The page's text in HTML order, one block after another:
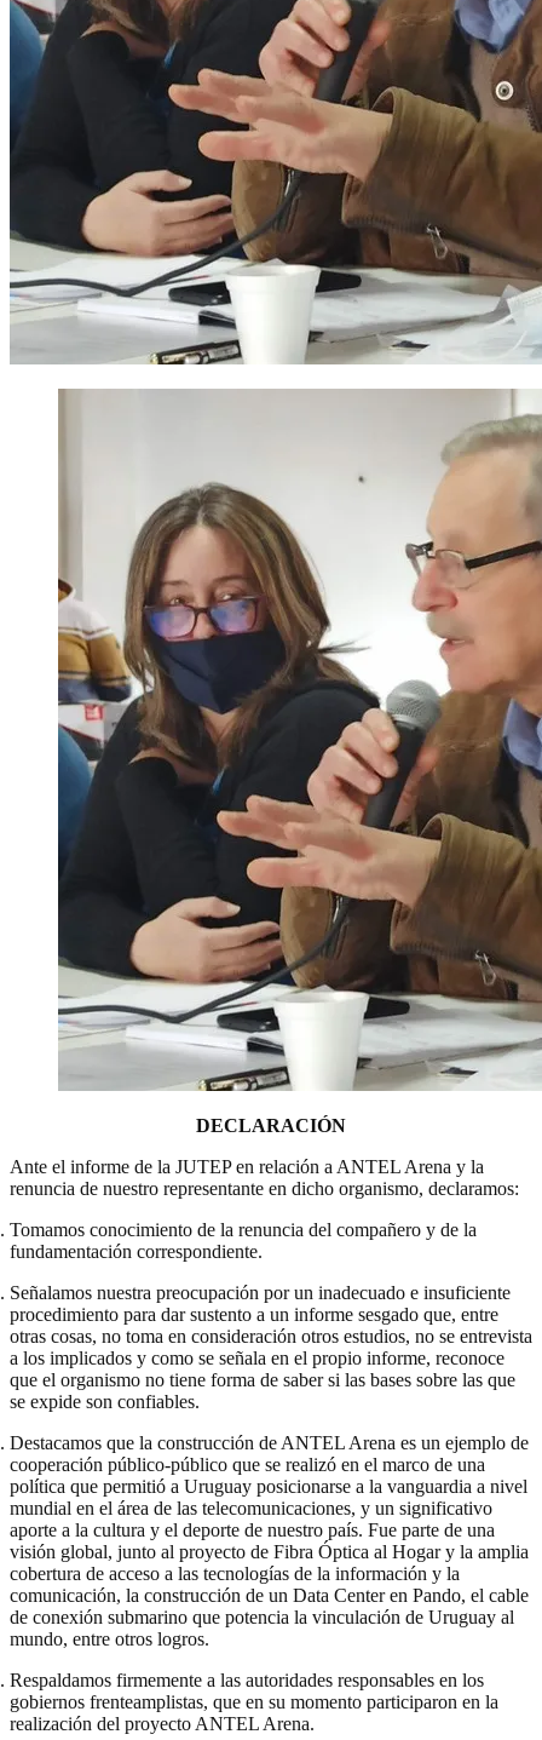
DECLARACIÓN
Ante el informe de la JUTEP en relación a ANTEL Arena y la
renuncia de nuestro representante en dicho organismo, declaramos:
Tomamos conocimiento de la renuncia del compañero y de la
fundamentación correspondiente.
Señalamos nuestra preocupación por un inadecuado e insuficiente
procedimiento para dar sustento a un informe sesgado que, entre
otras cosas, no toma en consideración otros estudios, no se entrevista
a los implicados y como se señala en el propio informe, reconoce
que el organismo no tiene forma de saber si las bases sobre las que
se expide son confiables.
Destacamos que la construcción de ANTEL Arena es un ejemplo de
cooperación público-público que se realizó en el marco de una
política que permitió a Uruguay posicionarse a la vanguardia a nivel
mundial en el área de las telecomunicaciones, y un significativo
aporte a la cultura y el deporte de nuestro país. Fue parte de una
visión global, junto al proyecto de Fibra Óptica al Hogar y la amplia
cobertura de acceso a las tecnologías de la información y la
comunicación, la construcción de un Data Center en Pando, el cable
de conexión submarino que potencia la vinculación de Uruguay al
mundo, entre otros logros.
Respaldamos firmemente a las autoridades responsables en los
gobiernos frenteamplistas, que en su momento participaron en la
realización del proyecto ANTEL Arena.